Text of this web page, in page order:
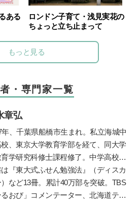
ある
ロンドン子育て・浅見実花の
ちょっと立ち止まって
もっと見る
・専門家一覧
章弘
年、千葉県船橋市生まれ。私立海城中
、東京大学教育学部を経て、同大学
学研究科修士課程修了。中学高校時
徒会長、サッカー部、応援団長、文
行委員などを経験しながら東京大学
役で合格。自身の時間の使い方や効率
『東大式ふせん勉強法』（ディスカ
など13冊。累計40万部を突破。 TBS
るおび」コメンテーター、北海道テレ